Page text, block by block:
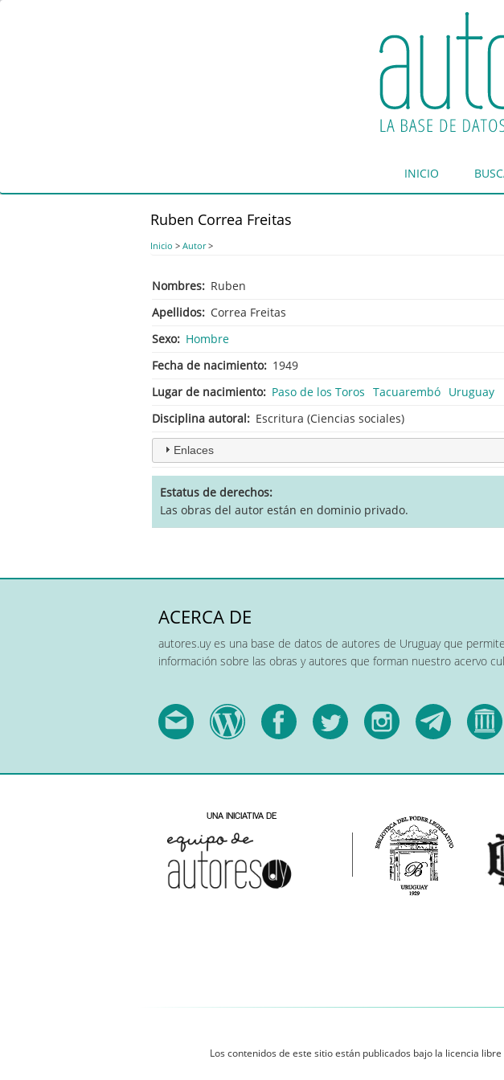
INICIO
Ruben Correa Freitas
Inicio > Autor>
Nombres
Ruben
Apellidos
Correa Freitas
Sexo
Hombre
Fecha de nacimiento
1949
Lugar de nacimiento
Paso de los Toros Tacuarembó Uruguay
Disciplina autoral
Escritura (Ciencias sociales)
Enlaces
Estatus de derechos
Las obras del autor están en dominio privado.
ACERCA DE
autores.uy es una base de datos de autores de Uruguay que
información sobre las obras y autores que forman nuestro acervo
Los contenidos de este sitio están publicados bajo la licencia